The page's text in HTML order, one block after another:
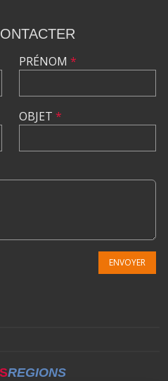
PRÉNOM *
OBJET *
ENVOYER
REGIONS